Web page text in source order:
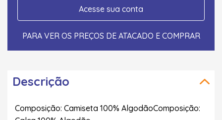
Acesse sua conta
PARA VER OS PREÇOS DE ATACADO E COMPRAR
Descrição
Composição: Camiseta 100% AlgodãoComposição: